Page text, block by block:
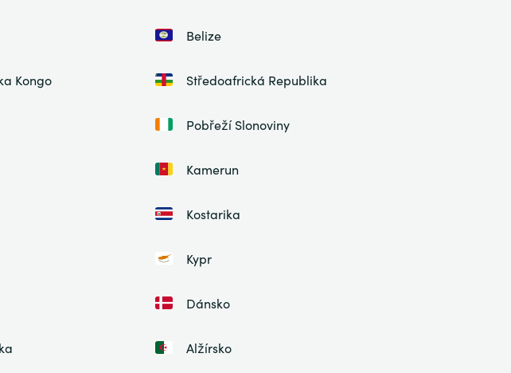
Belize
Kongo Středoafrická Republika
Pobřeží Slonoviny
Kamerun
Kostarika
Kypr
Dánsko
Alžírsko